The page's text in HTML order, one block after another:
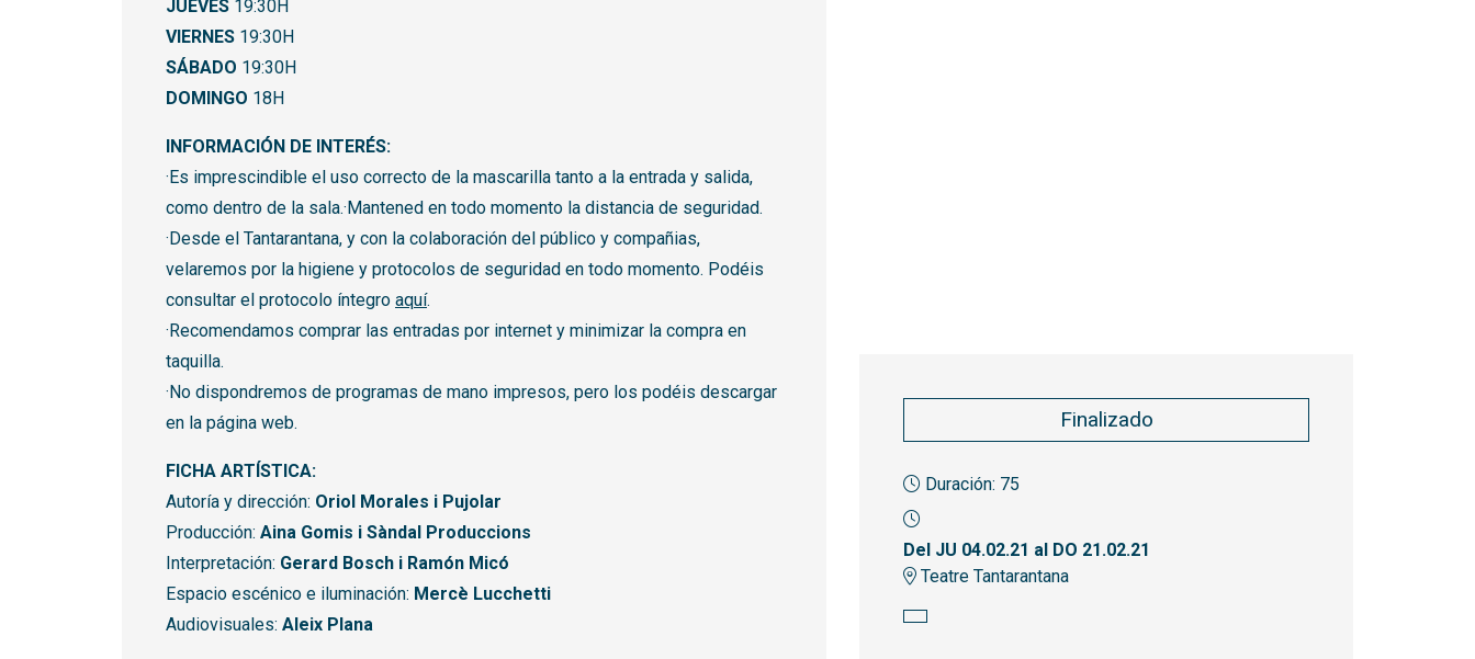
Finalizado
Duración: 75
Del JU 04.02.21 al DO 21.02.21
Teatre Tantarantana
JUEVES 19:30H
VIERNES 19:30H
SÁBADO 19:30H
DOMINGO 18H
INFORMACIÓN DE INTERÉS:
·Es imprescindible el uso correcto de la mascarilla tanto a la entrada y salida,
como dentro de la sala.·Mantened en todo momento la distancia de seguridad.
·Desde el Tantarantana, y con la colaboración del público y compañias,
velaremos por la higiene y protocolos de seguridad en todo momento. Podéis
consultar el protocolo íntegro aquí.
·Recomendamos comprar las entradas por internet y minimizar la compra en
taquilla.
·No dispondremos de programas de mano impresos, pero los podéis descargar
en la página web.
FICHA ARTÍSTICA:
Autoría y dirección: Oriol Morales i Pujolar
Producción: Aina Gomis i Sàndal Produccions
Interpretación: Gerard Bosch i Ramón Micó
Espacio escénico e iluminación: Mercè Lucchetti
Audiovisuales: Aleix Plana